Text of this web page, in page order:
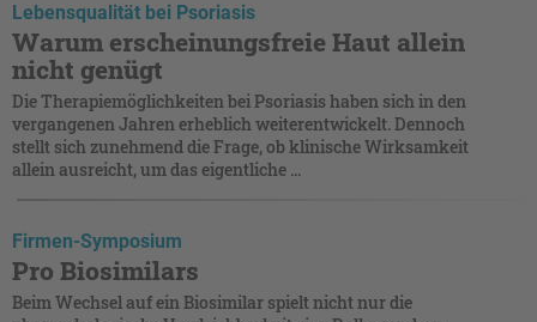
Lebensqualität bei Psoriasis
Warum erscheinungsfreie Haut allein
nicht genügt
Die Therapiemöglichkeiten bei Psoriasis haben sich in den
vergangenen Jahren erheblich weiterentwickelt. Dennoch
stellt sich zunehmend die Frage, ob klinische Wirksamkeit
allein ausreicht, um das eigentliche ...
Firmen-Symposium
Pro Biosimilars
Beim Wechsel auf ein Biosimilar spielt nicht nur die